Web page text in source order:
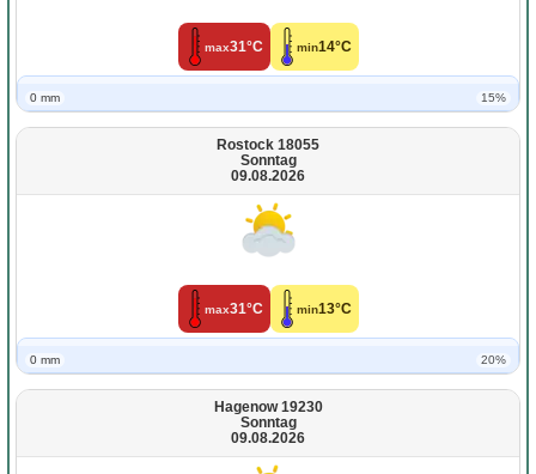
max31°C min14°C
0 mm 15%
Rostock 18055
Sonntag
09.08.2026
max31°C min13°C
0 mm 20%
Hagenow 19230
Sonntag
09.08.2026